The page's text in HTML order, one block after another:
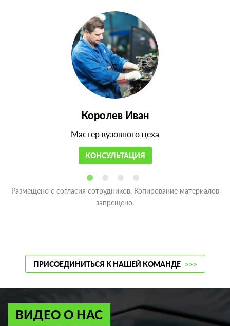
Королев Иван
Мастер кузовного цеха
КОНСУЛЬТАЦИЯ
Размещено с согласия сотрудников. Копирование материалов
запрещено.
ПРИСОЕДИНИТЬСЯ К НАШЕЙ КОМАНДЕ >>>
ВИДЕО О НАС